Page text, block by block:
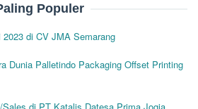
Populer
di CV JMA Semarang
Dunia Palletindo Packaging Offset Printing
Sales di PT Katalis Datesa Prima Jogja